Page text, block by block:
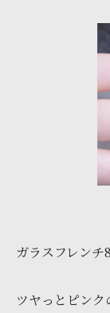
ガラスフレンチ
ツヤっとピン